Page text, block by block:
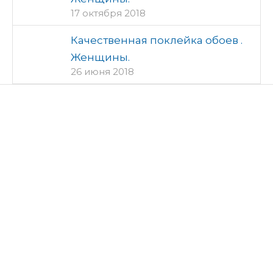
17 октября 2018
Качественная поклейка обоев .
Женщины.
26 июня 2018